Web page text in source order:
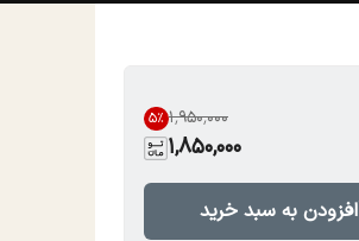
۱٬۹۵۰٬۰۰۰ 5%
1,850,000
افزودن به سبد خرید